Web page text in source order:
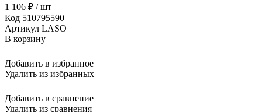
1 106 ₽ / шт
Код 510795590
Артикул LASO
В корзину
Добавить в избранное
Удалить из избранных
Добавить в сравнение
Удалить из сравнения